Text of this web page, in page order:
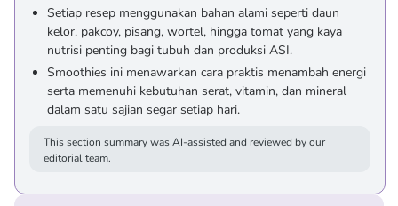
Setiap resep menggunakan bahan alami seperti daun
kelor, pakcoy, pisang, wortel, hingga tomat yang kaya
nutrisi penting bagi tubuh dan produksi ASI.
Smoothies ini menawarkan cara praktis menambah energi
serta memenuhi kebutuhan serat, vitamin, dan mineral
dalam satu sajian segar setiap hari.
This section summary was AI-assisted and reviewed by our
editorial team.